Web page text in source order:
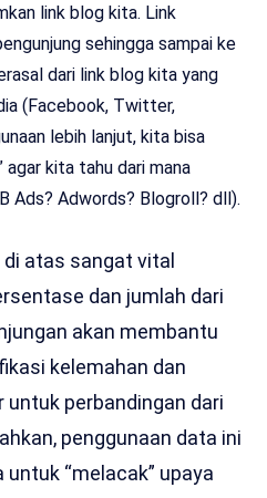
link blog kita. Link
sehingga sampai ke
dari link blog kita yang
(Facebook, Twitter,
lebih lanjut, kita bisa
agar kita tahu dari mana
Ads? Adwords? Blogroll? dll).
atas sangat vital
dan jumlah dari
akan membantu
kelemahan dan
untuk perbandingan dari
penggunaan data ini
“melacak” upaya